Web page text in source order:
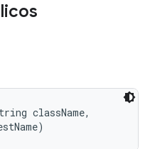
className,